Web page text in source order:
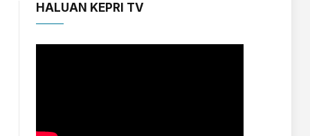
HALUAN KEPRI TV